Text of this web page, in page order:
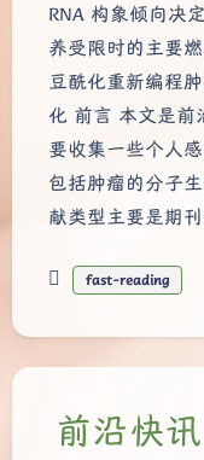
RNA 构象倾向决
养受限时的主要
豆酰化重新编程
化 前言 本文是前
要收集一些个人
包括肿瘤的分子
献类型主要是期
fast-reading
前沿快